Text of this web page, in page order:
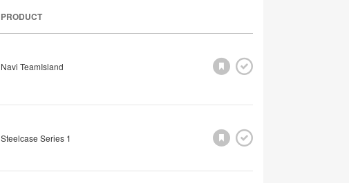
PRODUCT
Navi TeamIsland
Steelcase Series 1